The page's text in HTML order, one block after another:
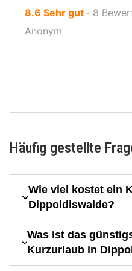
8.6 von
Sehr gut ‐ 8
Anonym
Häufig gestellte
Wie viel kostet ein
Dippoldiswalde?
Was ist das
Kurzurlaub in